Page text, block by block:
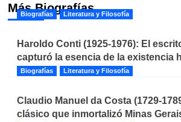
Más Biografías
Biografías Literatura y Filosofía
Haroldo Conti (1925-1976): El
capturó la esencia de la existencia
Biografías Literatura y Filosofía
Claudio Manuel da Costa (1729-
clásico que inmortalizó Minas